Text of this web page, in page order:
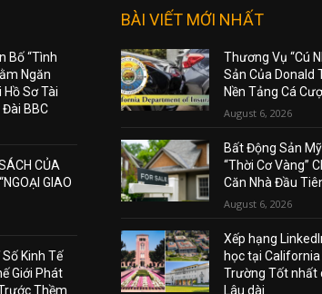
Bố “Tình
Ngăn
Hồ Sơ Tài
BBC
CỦA
GIAO
Kinh Tế
Giới Phát
Thềm
BÀI VIẾT MỚI NHẤT
Thương Vụ “Cú
Sản Của Donald
Nền Tảng Cá
August 6, 2026
Bất Động Sản
“Thời Cơ Vàng”
Căn Nhà Đầu
August 6, 2026
Xếp hạng
học tại
Trường Tốt nhất
Lâu dài